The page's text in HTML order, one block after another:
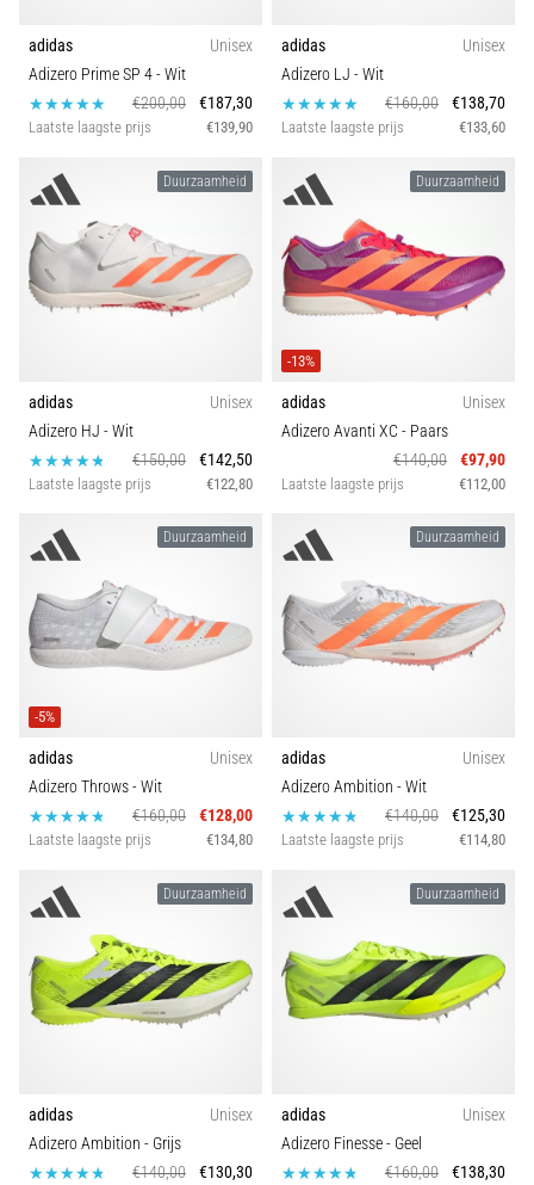
adidas
Unisex
Adizero Prime SP 4- Wit
€200,00
€187,30
Laatste laagste prijs €139,90
adidas
Unisex
Adizero LJ - Wit
€160,00
€138,70
Laatste laagste prijs €133,60
Duurzaamheid
adidas
Unisex
Adizero HJ - Wit
€150,00
€142,50
Laatste laagste prijs €122,80
Duurzaamheid
-13%
adidas
Unisex
Adizero Avanti XC - Paars
€140,00
€97,90
Laatste laagste prijs €112,00
Duurzaamheid
-5%
adidas
Unisex
Adizero Throws- Wit
€160,00
€128,00
Laatste laagste prijs €134,80
Duurzaamheid
adidas
Unisex
Adizero Ambition - Wit
€140,00
€125,30
Laatste laagste prijs €114,80
Duurzaamheid
adidas
Unisex
Adizero Ambition - Grijs
€140,00
€130,30
Duurzaamheid
adidas
Unisex
Adizero Finesse- Geel
€160,00
€138,30